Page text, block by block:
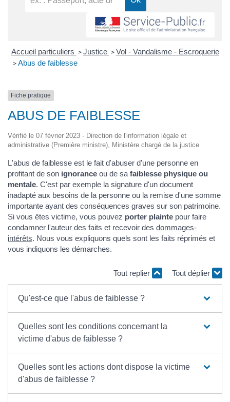
Accueil particuliers > Justice > Vol - Vandalisme - Escroquerie
> Abus de faiblesse
Fiche pratique
ABUS DE FAIBLESSE
Vérifié le 07 février 2023 - Direction de l'information légale et
administrative (Première ministre), Ministère chargé de la justice
L'abus de faiblesse est le fait d'abuser d'une personne en
profitant de son ignorance ou de sa faiblesse physique ou
mentale. C'est par exemple la signature d'un document
inadapté aux besoins de la personne ou la remise d'une somme
importante ayant des conséquences graves sur son patrimoine.
Si vous êtes victime, vous pouvez porter plainte pour faire
condamner l'auteur des faits et recevoir des dommages-
intérêts. Nous vous expliquons quels sont les faits réprimés et
vous indiquons les démarches.
Tout replier Tout déplier
Qu'est-ce que l'abus de faiblesse ?
Quelles sont les conditions concernant la
victime d'abus de faiblesse ?
Quelles sont les actions dont dispose la victime
d'abus de faiblesse ?